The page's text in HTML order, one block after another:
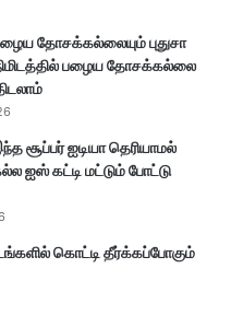
தோசக்கல்லையும் புதுசா
பழைய தோசக்கல்லை
சூப்பர் ஐடியா தெரியாமல்
ஐஸ் கட்டி மட்டும் போட்டு
கொட்டி தீர்க்கப்போகும்